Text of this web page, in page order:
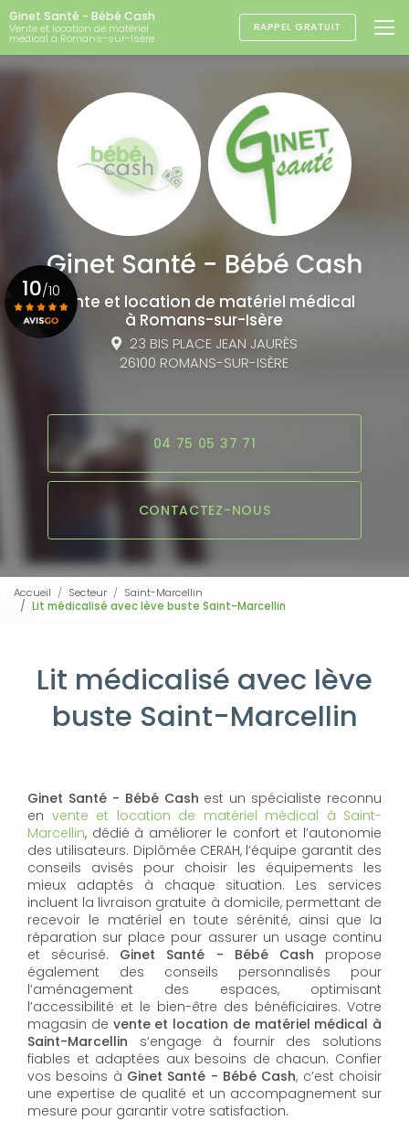
Aller
au
contenu
principal
Ginet Santé - Bébé Cash
Vente et location de matériel
médical à Romans-sur-Isère
RAPPEL GRATUIT
Vente et location de matériel médical
à Romans-sur-Isère
23 BIS PLACE JEAN JAURÈS
26100 ROMANS-SUR-ISÈRE
04 75 05 37 71
CONTACTEZ-NOUS
10/10
Accueil Secteur
Saint-Marcellin
Lit médicalisé avec lève buste Saint-Marcellin
Lit médicalisé avec lève
buste Saint-Marcellin
Ginet Santé - Bébé Cash est un spécialiste reconnu
en vente et location de matériel médical à Saint-
Marcellin, dédié à améliorer le confort et l’autonomie
des utilisateurs. Diplômée CERAH, l’équipe garantit des
conseils avisés pour choisir les équipements les
mieux adaptés à chaque situation. Les services
incluent la livraison gratuite à domicile, permettant de
recevoir le matériel en toute sérénité, ainsi que la
réparation sur place pour assurer un usage continu
et sécurisé. Ginet Santé - Bébé Cash propose
également des conseils personnalisés pour
l’aménagement des espaces, optimisant
l’accessibilité et le bien-être des bénéficiaires. Votre
magasin de vente et location de matériel médical à
Saint-Marcellin s’engage à fournir des solutions
fiables et adaptées aux besoins de chacun. Confier
vos besoins à Ginet Santé - Bébé Cash, c’est choisir
une expertise de qualité et un accompagnement sur
mesure pour garantir votre satisfaction.